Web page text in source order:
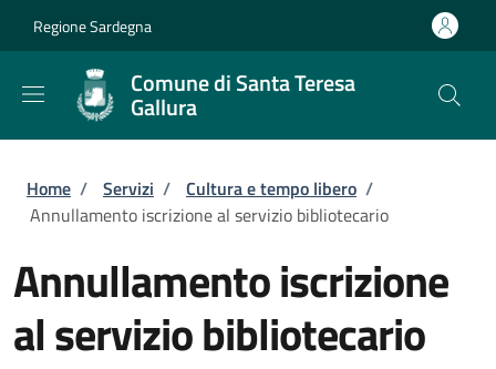
Regione Sardegna
Comune di Santa Teresa
Gallura
Briciole di pane
Home / Servizi / Cultura e tempo libero /
Annullamento iscrizione al servizio bibliotecario
Annullamento iscrizione
al servizio bibliotecario